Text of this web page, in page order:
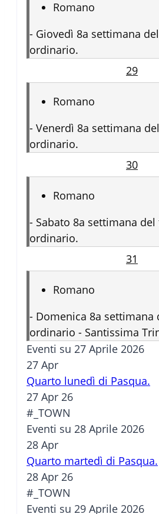
Romano
- Giovedì 8a settimana
ordinario.
29
Romano
- Venerdì 8a settimana
ordinario.
30
Romano
- Sabato 8a settimana
ordinario.
31
Romano
- Domenica 8a settimana
ordinario - Santissima
Eventi su 27 Aprile 2026
27 Apr
Quarto lunedì di Pasqua.
27 Apr 26
#_TOWN
Eventi su 28 Aprile 2026
28 Apr
Quarto martedì di Pasqua.
28 Apr 26
#_TOWN
Eventi su 29 Aprile 2026